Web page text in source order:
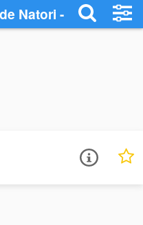
Natori - Ouça